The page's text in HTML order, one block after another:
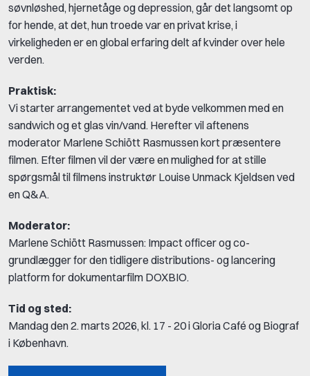
søvnløshed, hjernetåge og depression, går det langsomt op
for hende, at det, hun troede var en privat krise, i
virkeligheden er en global erfaring delt af kvinder over hele
verden.
Praktisk:
Vi starter arrangementet ved at byde velkommen med en
sandwich og et glas vin/vand. Herefter vil aftenens
moderator Marlene Schiött Rasmussen kort præsentere
filmen. Efter filmen vil der være en mulighed for at stille
spørgsmål til filmens instruktør Louise Unmack Kjeldsen ved
en Q&A.
Moderator:
Marlene Schiött Rasmussen: Impact officer og co-
grundlægger for den tidligere distributions- og lancering
platform for dokumentarfilm DOXBIO.
Tid og sted:
Mandag den 2. marts 2026, kl. 17 - 20 i Gloria Café og Biograf
i København.